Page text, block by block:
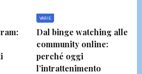
VARIE
Dal binge watching alle
community online:
perché oggi
l’intrattenimento